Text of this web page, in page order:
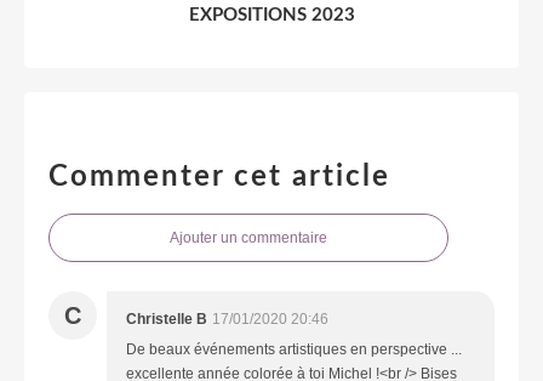
EXPOSITIONS 2023
Commenter cet article
Ajouter un commentaire
C Christelle B 17/01/2020 20:46
De beaux événements artistiques en perspective ...
excellente année colorée à toi Michel !<br /> Bises